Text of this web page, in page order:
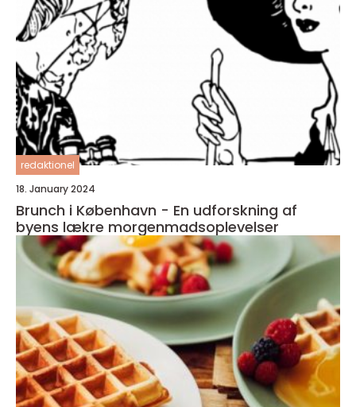
redaktionel
18. January 2024
Brunch i København - En udforskning af
byens lækre morgenmadsoplevelser